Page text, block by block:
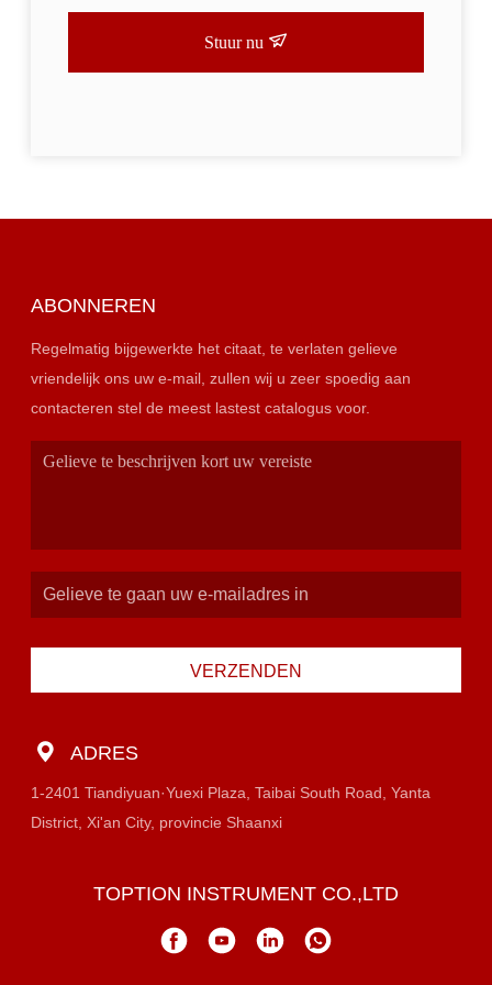
Stuur nu
ABONNEREN
Regelmatig bijgewerkte het citaat, te verlaten gelieve
vriendelijk ons uw e-mail, zullen wij u zeer spoedig aan
contacteren stel de meest lastest catalogus voor.
VERZENDEN
ADRES
1-2401 Tiandiyuan·Yuexi Plaza, Taibai South Road, Yanta
District, Xi'an City, provincie Shaanxi
TOPTION INSTRUMENT CO.,LTD